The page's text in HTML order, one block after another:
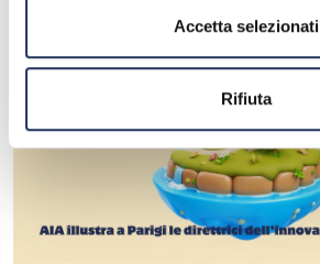
Accetta selezionati
Rifiuta